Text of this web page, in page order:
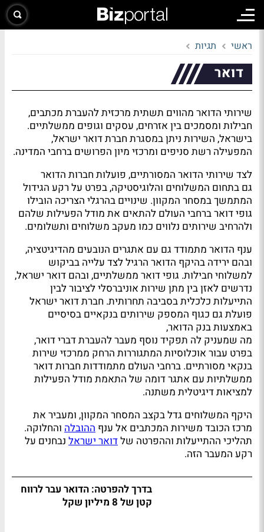
ראשי תגיות
דואר
שירותי הדואר מהווים תשתית מרכזית להעברת מכתבים,
חבילות ומסמכים בין אזרחים, עסקים וגופים ממשלתיים.
בישראל, השירות ניתן במסגרת חברת דואר ישראל,
המפעילה רשת סניפים ומרכזי מיון הפרושים ברחבי המדינה.
לצד שירותי הדואר המסורתיים, פועלות חברות הדואר
גם בתחום המשלוחים והלוגיסטיקה, בפרט על רקע הגידול
המתמשך במסחר המקוון. שינויים בהרגלי הצריכה הובילו
גופי דואר ברחבי העולם להתאים את מודל הפעילות שלהם
ולהרחיב שירותים נלווים כמו מעקב משלוחים ותשלומים.
ענף הדואר מתמודד גם עם אתגרים הנובעים מהדיגיטציה,
ובהם ירידה בהיקף הדואר הרגיל לצד עלייה בביקוש
למשלוחי חבילות. גופי דואר ממשלתיים, ובהם דואר ישראל,
נדרשים לאזן בין מתן שירות אוניברסלי לציבור לבין
התייעלות כלכלית בסביבה תחרותית. חברת דואר ישראל
פועלת גם כגוף המספק שירותים בנקאיים בסיסיים
באמצעות בנק הדואר,
מה שמעניק לה תפקיד נוסף מעבר להעברת דברי דואר,
בפרט עבור אוכלוסיות המתגוררות הרחק ממרכזי שירות
בנקאי מסורתיים. ברחבי העולם מתמודדות חברות דואר
ממשלתיות עם אתגר דומה של התאמת מודל הפעילות
למציאות דיגיטלית משתנה.
היקף המשלוחים גדל בקצב המסחר המקוון, ומעביר את
מרכז הכובד משירות המכתבים אל ענף ההובלה והחלוקה.
תהליכי ההתייעלות וההפרטה שלדואר ישראל נבחנים על
רקע המעבר הזה.
בדרך להפרטה: הדואר עבר לרווח
קטן של 8 מיליון שקל